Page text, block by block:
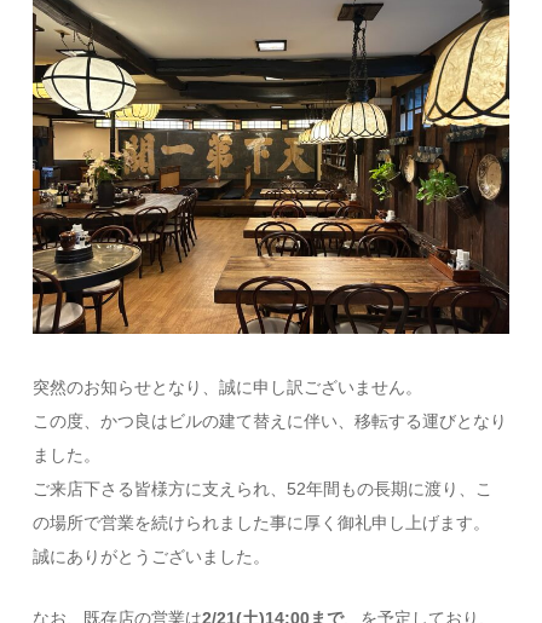
突然のお知らせとなり、誠に申し訳ございません。
この度、かつ良はビルの建て替えに伴い、移転する運びとなり
ました。
ご来店下さる皆様方に支えられ、52年間もの長期に渡り、こ
の場所で営業を続けられました事に厚く御礼申し上げます。
誠にありがとうございました。
なお、既存店の営業は2/21(土)14:00まで、を予定しており、